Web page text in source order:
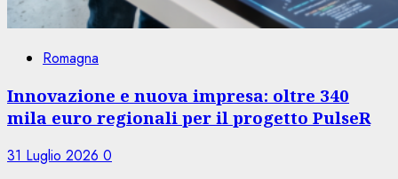
Romagna
Innovazione e nuova impresa: oltre 340
mila euro regionali per il progetto PulseR
31 Luglio 2026 0